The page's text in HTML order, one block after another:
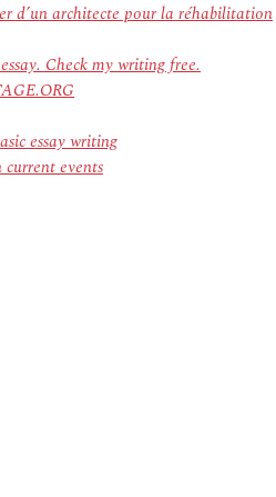
d’un architecte pour la réhabilitation
Check my writing free.
essay writing
current events